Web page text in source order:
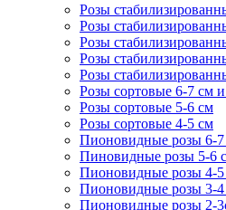
Розы
Розы
Розы
Розы
Розы
Розы сортовые 6-7 см
Розы сортовые 5-6 см
Розы сортовые 4-5 см
Пионовидные розы 6-
Пиновидные розы 5-6
Пионовидные розы 4-
Пионовидные розы 3-
Пионовидные розы 2-